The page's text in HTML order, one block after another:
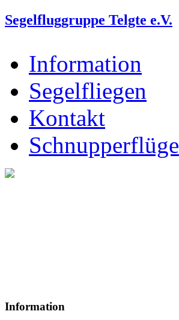
Segelfluggruppe Telgte e.V.
Information
Segelfliegen
Kontakt
Schnupperflüge
Information